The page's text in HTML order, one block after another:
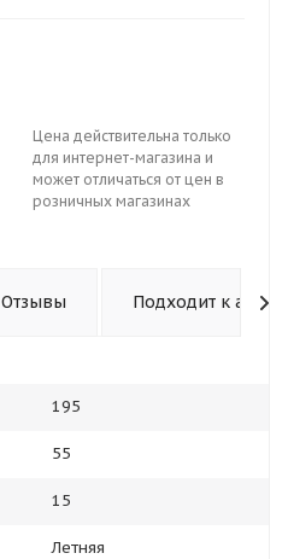
Цена действительна только
для интернет-магазина и
может отличаться от цен в
розничных магазинах
Отзывы Подходит к авто
195
55
15
Летняя